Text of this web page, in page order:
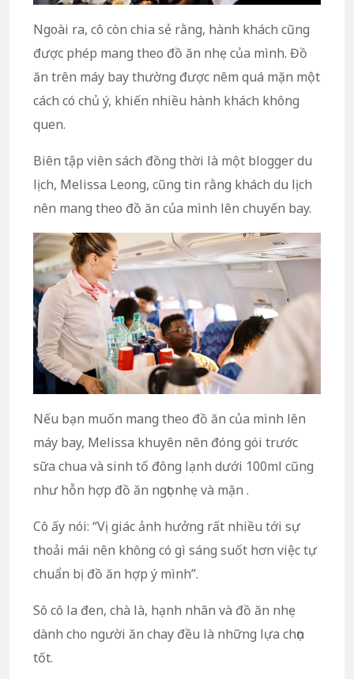
Ngoài ra, cô còn chia sẻ rằng, hành khách cũng
được phép mang theo đồ ăn nhẹ của mình. Đồ
ăn trên máy bay thường được nêm quá mặn một
cách có chủ ý, khiến nhiều hành khách không
quen.
Biên tập viên sách đồng thời là một blogger du
lịch, Melissa Leong, cũng tin rằng khách du lịch
nên mang theo đồ ăn của mình lên chuyến bay.
Nếu bạn muốn mang theo đồ ăn của mình lên
máy bay, Melissa khuyên nên đóng gói trước
sữa chua và sinh tố đông lạnh dưới 100ml cũng
như hỗn hợp đồ ăn ngọt nhẹ và mặn .
Cô ấy nói: “Vị giác ảnh hưởng rất nhiều tới sự
thoải mái nên không có gì sáng suốt hơn việc tự
chuẩn bị đồ ăn hợp ý mình”.
Sô cô la đen, chà là, hạnh nhân và đồ ăn nhẹ
dành cho người ăn chay đều là những lựa chọn
tốt.